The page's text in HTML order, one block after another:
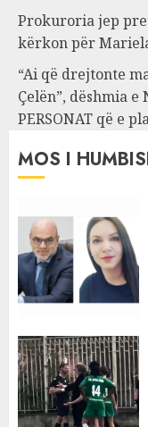
Prokuroria jep
kërkon për
“Ai që drejtonte
Çelën”, dëshmia
PERSONAT që e
MOS I